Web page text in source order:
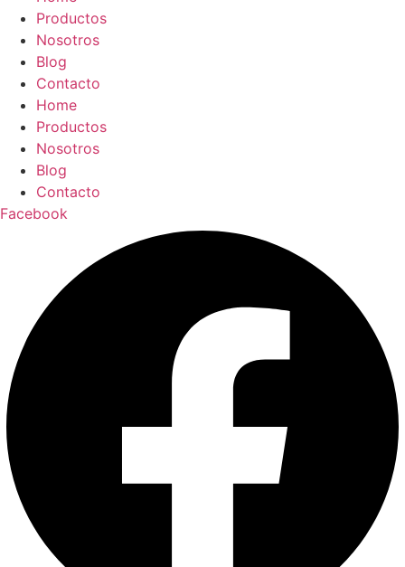
Productos
Nosotros
Blog
Contacto
Home
Productos
Nosotros
Blog
Contacto
Facebook